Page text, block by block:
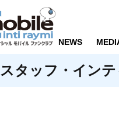
NEWS
スタッフ・イン